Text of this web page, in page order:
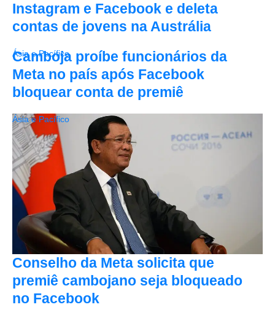
Instagram e Facebook e deleta
contas de jovens na Austrália
Camboja proíbe funcionários da
Meta no país após Facebook
bloquear conta de premiê
Ásia e Pacífico
Conselho da Meta solicita que
premiê cambojano seja bloqueado
no Facebook
Ásia e Pacífico